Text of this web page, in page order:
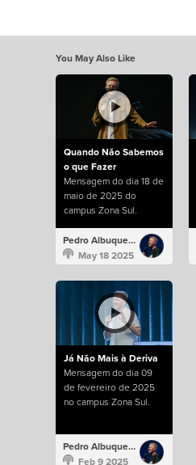
You May Also Like
Quando Não Sabemos
o que Fazer
Mensagem do dia 18 de
maio de 2025 do
campus Zona Sul.
Pedro Albuquerque
May 18 2025
Já Não Mais à Deriva
Mensagem do dia 09
de fevereiro de 2025
no campus Zona Sul.
Pedro Albuquerque
Feb 9 2025